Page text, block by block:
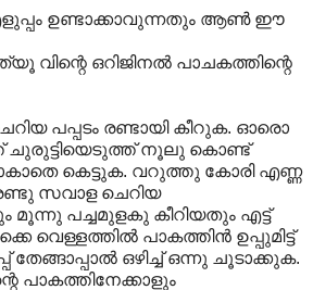
ഉണ്ടാക്കാവുന്നതും ആണ്‍ ഈ
വിന്റെ ഒറിജിനല്‍ പാചകത്തിന്റെ
പപ്പടം രണ്ടായി കീറുക. ഓരൊ
നൂലു കൊണ്ട്
കെട്ടുക. വറുത്തു കോരി എണ്ണ
സവാള ചെറിയ
മൂന്നു പച്ചമുളകു കീറിയതും എട്ട്
വെള്ളത്തില്‍ പാകത്തിന്‍ ഉപ്പുമിട്ട്
തേങ്ങാപ്പാല്‍ ഒഴിച്ച് ഒന്നു ചൂടാക്കുക.
പാകത്തിനേക്കാളും